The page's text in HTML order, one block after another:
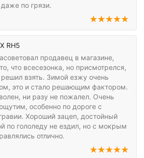
по грязи.
RH5
продавец в магазине,
что всесезонка, но присмотрелся,
взять. Зимой езжу очень
это и стало решающим фактором.
ни разу не пожалел. Очень
особенно по дороге с
Хороший зацеп, достойный
по гололеду не ездил, но с мокрым
отлично.